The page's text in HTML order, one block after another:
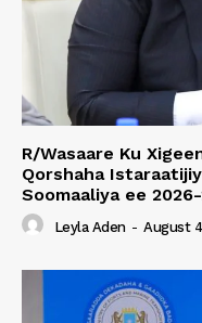
R/Wasaare Ku
Qorshaha
Soomaaliya ee
Leyla Aden - August